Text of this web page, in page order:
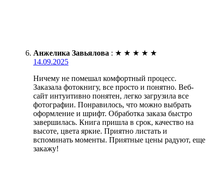
Анжелика Завьялова : ★ ★ ★ ★ ★
14.09.2025
Ничему не помешал комфортный процесс.
Заказала фотокнигу, все просто и понятно. Веб-
сайт интуитивно понятен, легко загрузила все
фотографии. Понравилось, что можно выбрать
оформление и шрифт. Обработка заказа быстро
завершилась. Книга пришла в срок, качество на
высоте, цвета яркие. Приятно листать и
вспоминать моменты. Приятные цены радуют, еще
закажу!